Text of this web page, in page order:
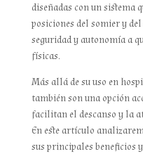
diseñadas con un sistema
posiciones del somier y
seguridad y autonomía a
físicas.
Más allá de su uso en
también son una opción
facilitan el descanso y la
En este artículo
sus principales beneficios